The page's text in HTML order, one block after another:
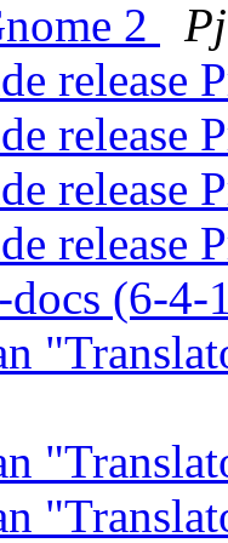
2
release
release
release
release
docs (6-